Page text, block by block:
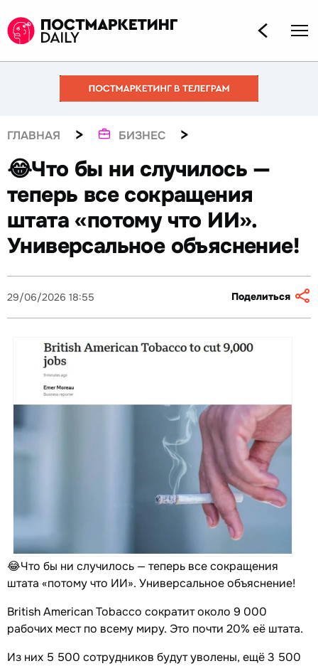
ГЛАВНАЯ > БИЗНЕС >
😂Что бы ни случилось —
теперь все сокращения
штата «потому что ИИ».
Универсальное объяснение!
29/06/2026 18:55 Поделиться
😂Что бы ни случилось — теперь все сокращения
штата «потому что ИИ». Универсальное объяснение!
British American Tobacco сократит около 9 000
рабочих мест по всему миру. Это почти 20% её штата.
Из них 5 500 сотрудников будут уволены, ещё 3 500